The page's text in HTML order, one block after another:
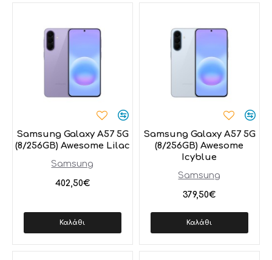
Samsung
Samsung Galaxy A57 5G
(8/256GB) Awesome Lilac
402,50€
Καλάθι
Samsung
Samsung Galaxy A57 5G
(8/256GB) Awesome
Icyblue
379,50€
Καλάθι